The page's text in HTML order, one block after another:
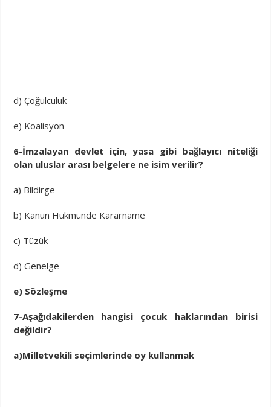
d) Çoğulculuk
e) Koalisyon
6-İmzalayan devlet için, yasa gibi bağlayıcı niteliği
olan uluslar arası belgelere ne isim verilir?
a) Bildirge
b) Kanun Hükmünde Kararname
c) Tüzük
d) Genelge
e) Sözleşme
7-Aşağıdakilerden hangisi çocuk haklarından birisi
değildir?
a)Milletvekili seçimlerinde oy kullanmak